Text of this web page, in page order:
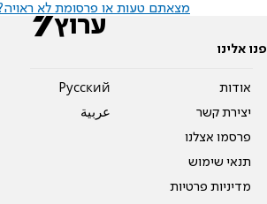
מצאתם טעות או פרסומת לא ראויה?
פנו אלינו
אודות
יצירת קשר
פרסמו אצלנו
תנאי שימוש
מדיניות פרטיות
Pусский
عربية